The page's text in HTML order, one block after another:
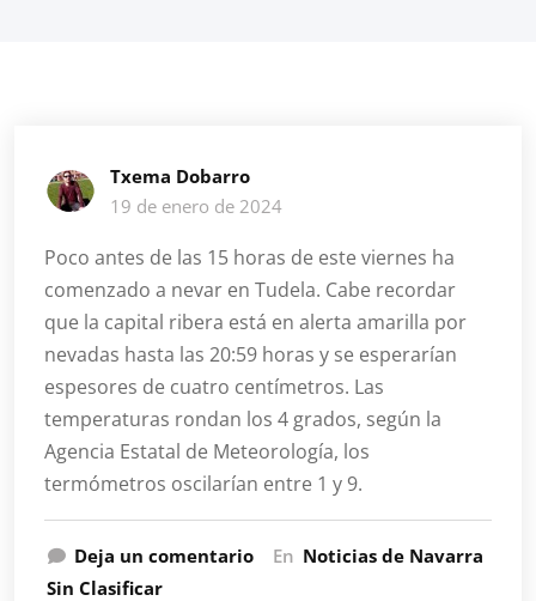
Txema Dobarro
19 de enero de 2024
Poco antes de las 15 horas de este viernes ha
comenzado a nevar en Tudela. Cabe recordar
que la capital ribera está en alerta amarilla por
nevadas hasta las 20:59 horas y se esperarían
espesores de cuatro centímetros. Las
temperaturas rondan los 4 grados, según la
Agencia Estatal de Meteorología, los
termómetros oscilarían entre 1 y 9.
Deja un comentario En Noticias de Navarra
Sin Clasificar